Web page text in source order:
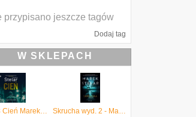
przypisano jeszcze tagów
Dodaj tag
W SKLEPACH
CD MP3 Cień Marek Stelar
Skrucha wyd. 2 - Marek Stelar